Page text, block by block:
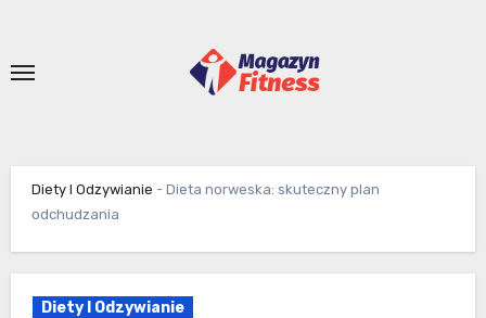
content
Diety I Odzywianie -Dieta norweska: skuteczny plan
odchudzania
Diety I Odzywianie